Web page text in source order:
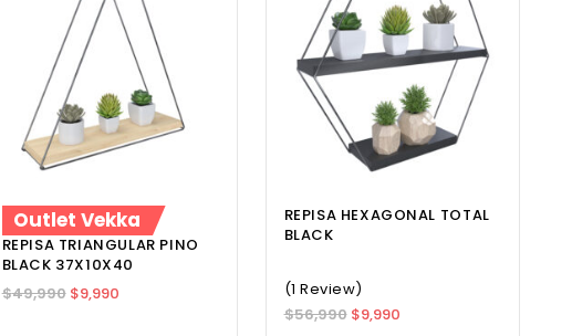
Outlet Vekka
REPISA TRIANGULAR PINO
BLACK 37X10X40
$49,990 $9,990
REPISA HEXAGONAL TOTAL
BLACK
(1 Review)
$56,990 $9,990